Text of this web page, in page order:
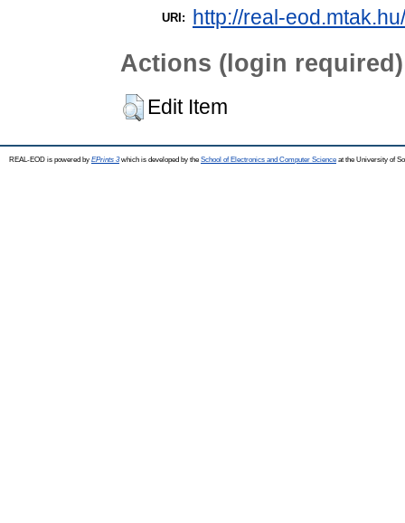
URI: http://real-
Actions (login required)
Edit Item
REAL-EOD is powered by EPrints 3which is developed by the School of Electronics and Computer Science at the University of